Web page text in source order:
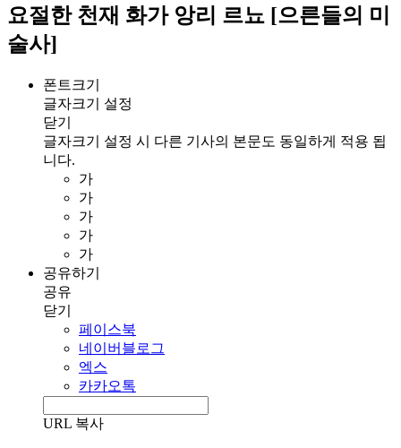
요절한 천재 화가 앙리 르뇨 [으른들의 미
술사]
폰트크기
글자크기 설정
닫기
글자크기 설정 시 다른 기사의 본문도 동일하게 적용 됩
니다.
가
가
가
가
가
공유하기
공유
닫기
페이스북
네이버블로그
엑스
카카오톡
URL 복사